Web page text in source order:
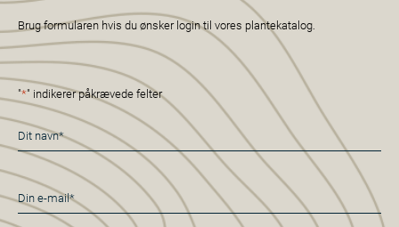
Brug formularen hvis du ønsker login til vores plantekatalog.
"*" indikerer påkrævede felter
Navn
*
E-
mail